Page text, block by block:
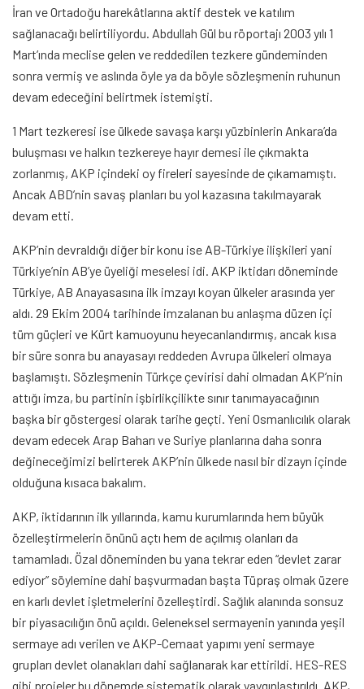
İran ve Ortadoğu harekâtlarına aktif destek ve katılım
sağlanacağı belirtiliyordu. Abdullah Gül bu röportajı 2003 yılı 1
Mart’ında meclise gelen ve reddedilen tezkere gündeminden
sonra vermiş ve aslında öyle ya da böyle sözleşmenin ruhunun
devam edeceğini belirtmek istemişti.
1 Mart tezkeresi ise ülkede savaşa karşı yüzbinlerin Ankara’da
buluşması ve halkın tezkereye hayır demesi ile çıkmakta
zorlanmış, AKP içindeki oy fireleri sayesinde de çıkamamıştı.
Ancak ABD’nin savaş planları bu yol kazasına takılmayarak
devam etti.
AKP’nin devraldığı diğer bir konu ise AB-Türkiye ilişkileri yani
Türkiye’nin AB’ye üyeliği meselesi idi. AKP iktidarı döneminde
Türkiye, AB Anayasasına ilk imzayı koyan ülkeler arasında yer
aldı. 29 Ekim 2004 tarihinde imzalanan bu anlaşma düzen içi
tüm güçleri ve Kürt kamuoyunu heyecanlandırmış, ancak kısa
bir süre sonra bu anayasayı reddeden Avrupa ülkeleri olmaya
başlamıştı. Sözleşmenin Türkçe çevirisi dahi olmadan AKP’nin
attığı imza, bu partinin işbirlikçilikte sınır tanımayacağının
başka bir göstergesi olarak tarihe geçti. Yeni Osmanlıcılık olarak
devam edecek Arap Baharı ve Suriye planlarına daha sonra
değineceğimizi belirterek AKP’nin ülkede nasıl bir dizayn içinde
olduğuna kısaca bakalım.
AKP, iktidarının ilk yıllarında, kamu kurumlarında hem büyük
özelleştirmelerin önünü açtı hem de açılmış olanları da
tamamladı. Özal döneminden bu yana tekrar eden “devlet zarar
ediyor” söylemine dahi başvurmadan başta Tüpraş olmak üzere
en karlı devlet işletmelerini özelleştirdi. Sağlık alanında sonsuz
bir piyasacılığın önü açıldı. Geleneksel sermayenin yanında yeşil
sermaye adı verilen ve AKP-Cemaat yapımı yeni sermaye
grupları devlet olanakları dahi sağlanarak kar ettirildi. HES-RES
gibi projeler bu dönemde sistematik olarak yaygınlaştırıldı. AKP,